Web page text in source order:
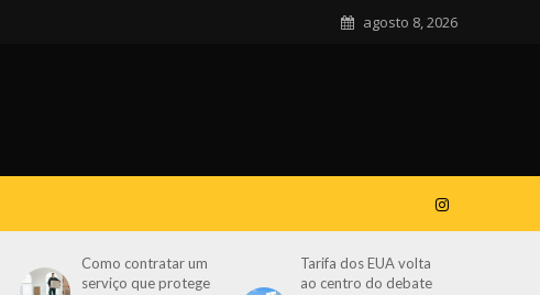
agosto 8, 2026
Como contratar um
serviço que protege
Tarifa dos EUA volta
ao centro do debate